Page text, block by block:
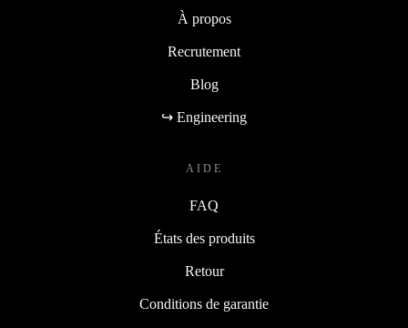
À propos
Recrutement
Blog
↪ Engineering
AIDE
FAQ
États des produits
Retour
Conditions de garantie